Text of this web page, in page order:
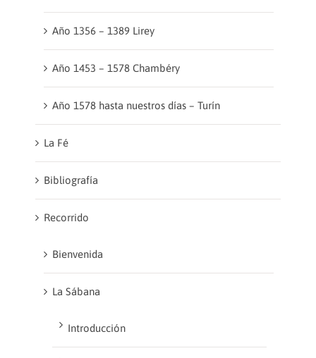
Año 1356 – 1389 Lirey
Año 1453 – 1578 Chambéry
Año 1578 hasta nuestros días – Turín
La Fé
Bibliografía
Recorrido
Bienvenida
La Sábana
Introducción